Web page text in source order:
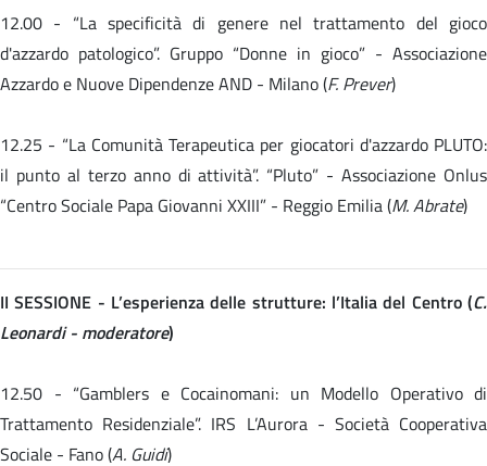
12.00 - “La specificità di genere nel trattamento del gioco
d'azzardo patologico”. Gruppo “Donne in gioco” - Associazione
Azzardo e Nuove Dipendenze AND - Milano (F. Prever)
12.25 - “La Comunità Terapeutica per giocatori d'azzardo PLUTO:
il punto al terzo anno di attività”. “Pluto” - Associazione Onlus
“Centro Sociale Papa Giovanni XXIII” - Reggio Emilia (M. Abrate)
II SESSIONE - L’esperienza delle strutture: l’Italia del Centro (C.
Leonardi - moderatore)
12.50 - “Gamblers e Cocainomani: un Modello Operativo di
Trattamento Residenziale”. IRS L’Aurora - Società Cooperativa
Sociale - Fano (A. Guidi)